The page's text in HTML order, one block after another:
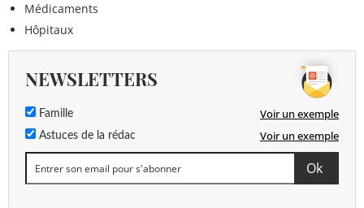
Médicaments
Hôpitaux
NEWSLETTERS
Famille Voir un exemple
Astuces de la rédac Voir un exemple